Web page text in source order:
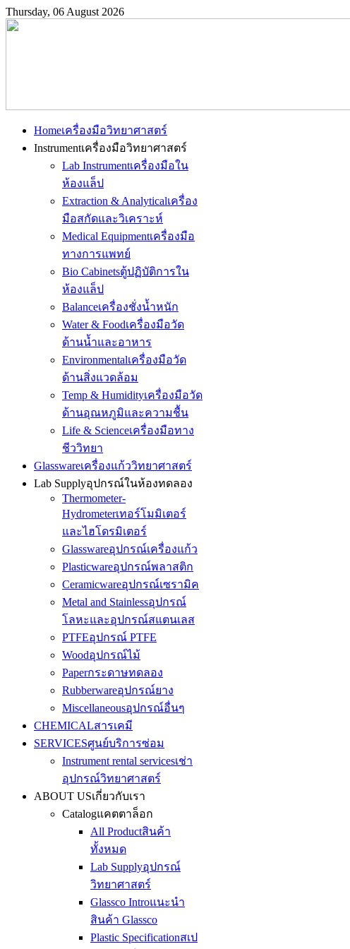
Thursday, 06 August 2026
Homeเครื่องมือวิทยาศาสตร์
Instrumentเครื่องมือวิทยาศาสตร์
Lab Instrumentเครื่องมือใน
ห้องแล็ป
Extraction & Analyticalเครื่อง
มือสกัดและวิเคราะห์
Medical Equipmentเครื่องมือ
ทางการแพทย์
Bio Cabinetsตู้ปฏิบัติการใน
ห้องแล็ป
Balanceเครื่องชั่งน้ำหนัก
Water & Foodเครื่องมือวัด
ด้านน้ำและอาหาร
Environmentalเครื่องมือวัด
ด้านสิ่งแวดล้อม
Temp & Humidityเครื่องมือวัด
ด้านอุณหภูมิและความชื้น
Life & Scienceเครื่องมือทาง
ชีววิทยา
Glasswareเครื่องแก้ววิทยาศาสตร์
Lab Supplyอุปกรณ์ในห้องทดลอง
Thermometer-
Hydrometerเทอร์โมมิเตอร์
และไฮโดรมิเตอร์
Glasswareอุปกรณ์เครื่องแก้ว
Plasticwareอุปกรณ์พลาสติก
Ceramicwareอุปกรณ์เซรามิค
Metal and Stainlessอุปกรณ์
โลหะและอุปกรณ์สแตนเลส
PTFEอุปกรณ์ PTFE
Woodอุปกรณ์ไม้
Paperกระดาษทดลอง
Rubberwareอุปกรณ์ยาง
Miscellaneousอุปกรณ์อื่นๆ
CHEMICALสารเคมี
SERVICESศูนย์บริการซ่อม
Instrument rental servicesเช่า
อุปกรณ์วิทยาศาสตร์
ABOUT USเกี่ยวกับเรา
Catalogแคตตาล็อก
All Productสินค้า
ทั้งหมด
Lab Supplyอุปกรณ์
วิทยาศาสตร์
Glassco Introแนะนำ
สินค้า Glassco
Plastic Specificationสเป